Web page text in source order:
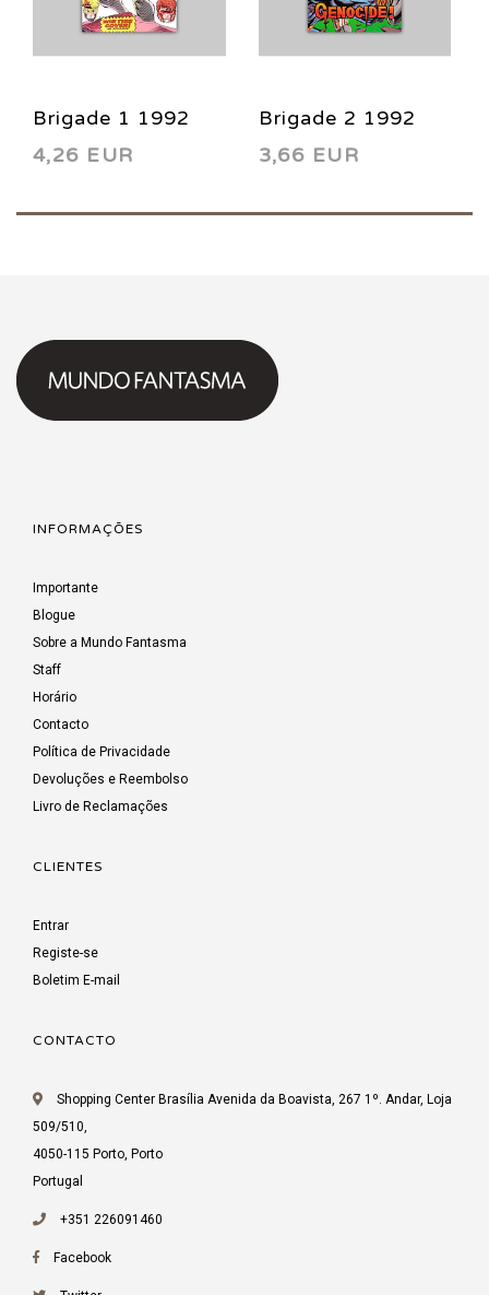
Brigade 1 1992
4,26 EUR
Brigade 2 1992
3,66 EUR
INFORMAÇÕES
Importante
Blogue
Sobre a Mundo Fantasma
Staff
Horário
Contacto
Política de Privacidade
Devoluções e Reembolso
Livro de Reclamações
CLIENTES
Entrar
Registe-se
Boletim E-mail
CONTACTO
Shopping Center Brasília Avenida da Boavista, 267 1º. Andar, Loja
509/510,
4050-115 Porto, Porto
Portugal
+351 226091460
Facebook